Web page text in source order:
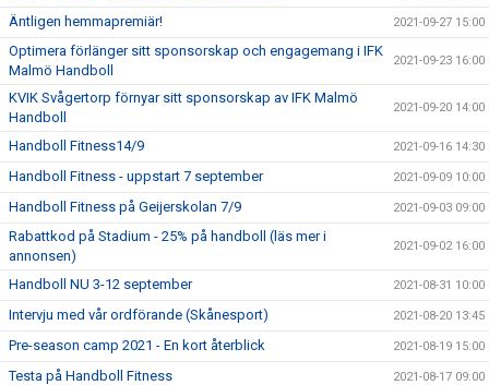
Äntligen hemmapremiär! 2021-09-27 15:00
Optimera förlänger sitt sponsorskap och engagemang i IFK
Malmö Handboll
2021-09-23 16:00
KVIK Svågertorp förnyar sitt sponsorskap av IFK Malmö
Handboll
2021-09-20 14:00
Handboll Fitness14/9 2021-09-16 14:30
Handboll Fitness - uppstart 7 september 2021-09-09 10:00
Handboll Fitness på Geijerskolan 7/9 2021-09-03 09:00
Rabattkod på Stadium - 25% på handboll (läs mer i
annonsen)
2021-09-02 16:00
Handboll NU 3-12 september 2021-08-31 10:00
Intervju med vår ordförande (Skånesport) 2021-08-20 13:45
Pre-season camp 2021 - En kort återblick 2021-08-19 15:00
Testa på Handboll Fitness 2021-08-17 09:00